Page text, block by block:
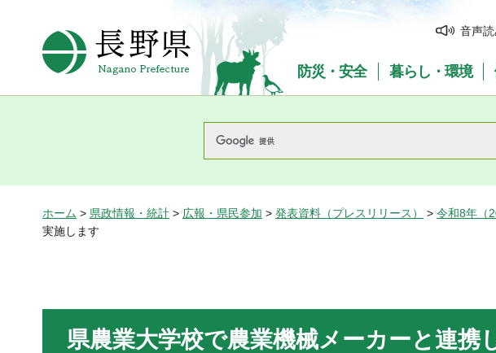
長野県Nagano Prefecture
音声
防災・安全 暮らし・環境
ホーム > 県政情報・統計 > 広報・県民参加 > 発表資料（プレスリリース） > 令和8年（
実施します
県農業大学校で農業機械メーカーと連